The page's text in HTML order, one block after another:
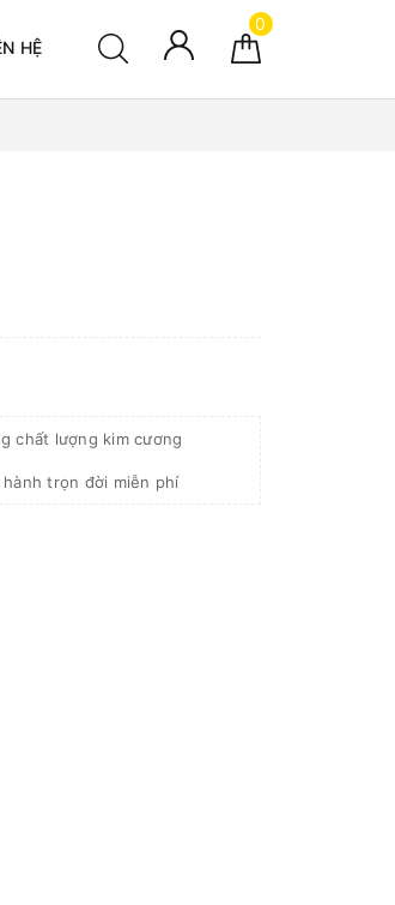
0
HỆ
chất lượng kim cương
hành trọn đời miễn phí